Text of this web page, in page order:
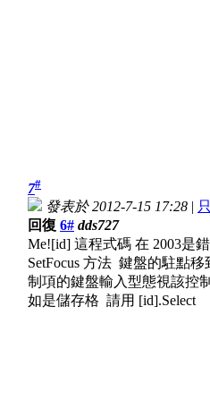
7#
發表於 2012-7-15 17:28 |
回復 6# dds727
Me![id] 這程式碼 在 2003是
SetFocus 方法 鍵盤的駐點
制項的鍵盤輸入型態視該控
如是儲存格 請用 [id].Select